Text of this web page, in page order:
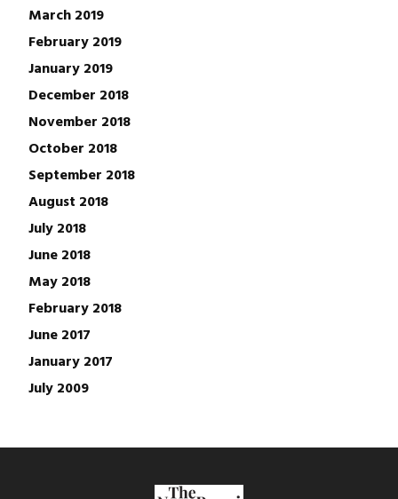
March 2019
February 2019
January 2019
December 2018
November 2018
October 2018
September 2018
August 2018
July 2018
June 2018
May 2018
February 2018
June 2017
January 2017
July 2009